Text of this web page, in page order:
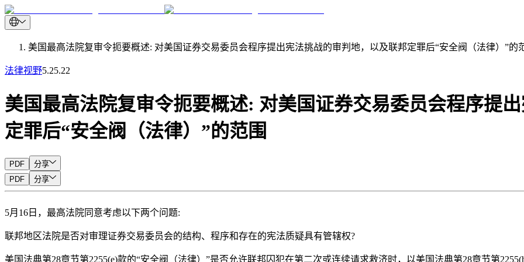
美国最高法院复审令扼要概述: 对美国证券交易委员会程序提出宪法挑战的审判地，以及联邦定罪后“安全阀（法律）”的
法律视野5.25.22
美国最高法院复审令扼要概述: 对美国证券交易委员会程序提
定罪后“安全阀（法律）”的范围
PDF
分享
PDF
分享
5月16日，最高法院同意考虑以下两个问题:
联邦地区法院是否对审理证券交易委员会的结构、程序和存在的宪法质疑具有管辖权?
美国法典第28章节第2255(e)款的“安全阀（法律）”是否允许联邦囚犯在第二次或连续请求救济时，以美国法典第28章节第